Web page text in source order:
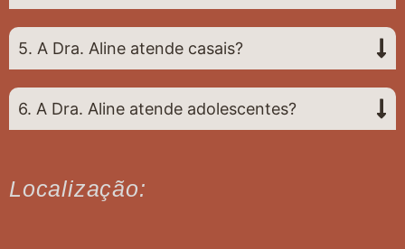
5. A Dra. Aline atende casais?
6. A Dra. Aline atende adolescentes?
Localização: